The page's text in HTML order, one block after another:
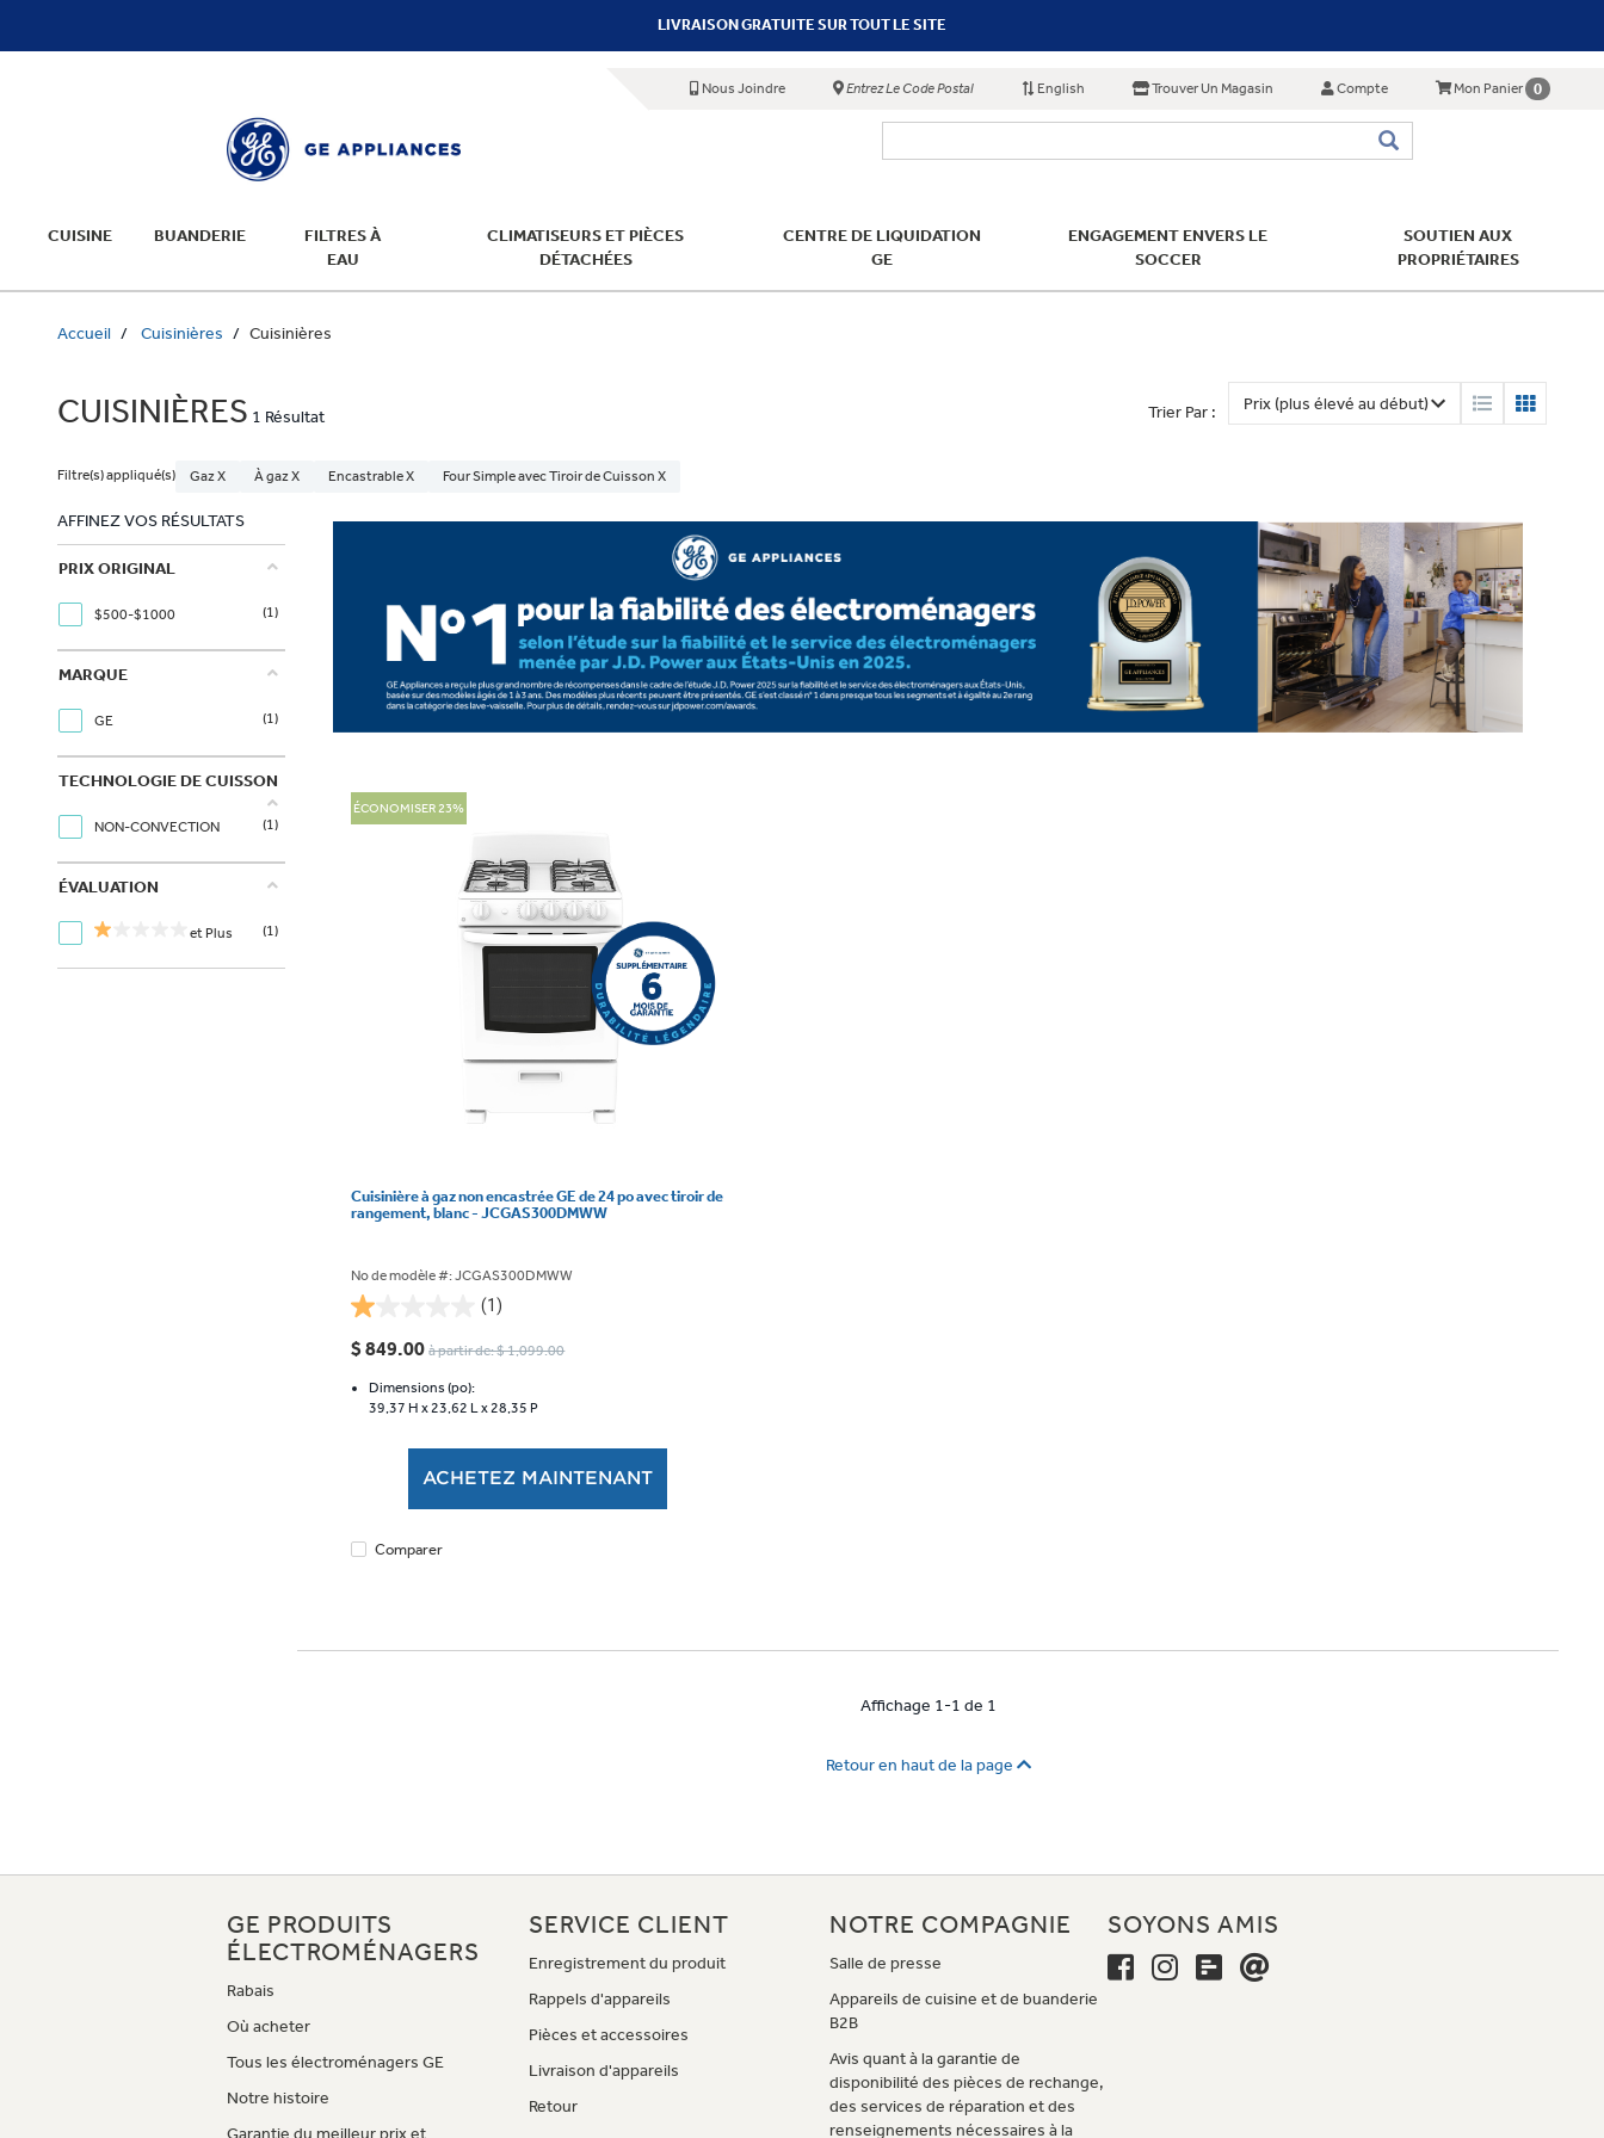
LIVRAISON GRATUITE SUR TOUT LE SITE
Nous Joindre Entrez Le Code Postal English Trouver Un Magasin Compte Mon Panier 0
CUISINE BUANDERIE
FILTRES À
EAU
CLIMATISEURS ET PIÈCES
DÉTACHÉES
CENTRE DE LIQUIDATION
GE
ENGAGEMENT ENVERS LE
SOCCER
SOUTIEN AUX
PROPRIÉTAIRES
Accueil Cuisinières Cuisinières
CUISINIÈRES 1 Résultat Trier Par :
Filtre(s) appliqué(s) Gaz X À gaz X Encastrable X Four Simple avec Tiroir de Cuisson X
AFFINEZ VOS RÉSULTATS
PRIX ORIGINAL
$500-$1000 (1)
MARQUE
GE (1)
TECHNOLOGIE DE CUISSON
NON-CONVECTION (1)
ÉVALUATION
et Plus (1)
ÉCONOMISER 23%
Cuisinière à gaz non encastrée GE de 24 po avec tiroir de
rangement, blanc - JCGAS300DMWW
No de modèle #: JCGAS300DMWW
(1)
1.0
étoile(s)
5.
$ 849.00 à partir de: $ 1,099.00
Dimensions (po):
39,37 H x 23,62 L x 28,35 P
ACHETEZ MAINTENANT
Comparer
Affichage 1-1 de 1
Retour en haut de la page
GE PRODUITS
ÉLECTROMÉNAGERS
Rabais
Où acheter
Tous les électroménagers GE
Notre histoire
Garantie du meilleur prix et
SERVICE CLIENT
Enregistrement du produit
Rappels d'appareils
Pièces et accessoires
Livraison d'appareils
Retour
NOTRE COMPAGNIE
Salle de presse
Appareils de cuisine et de buanderie
B2B
Avis quant à la garantie de
disponibilité des pièces de rechange,
des services de réparation et des
renseignements nécessaires à la
SOYONS AMIS